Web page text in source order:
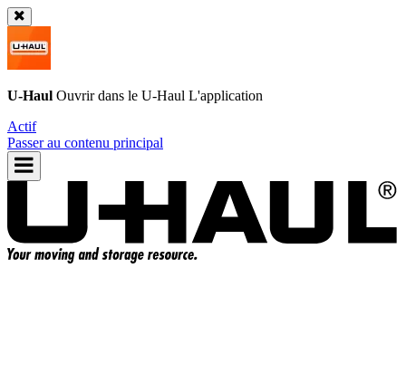
U-Haul Ouvrir dans le U-Haul L'application
Actif
Passer au contenu principal